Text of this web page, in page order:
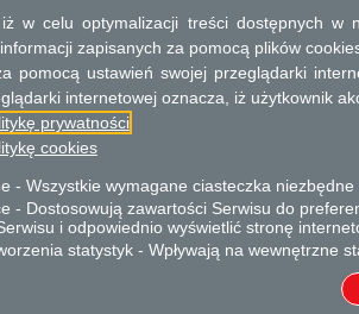
Sprawa załatwiana jest
się terminów przewidzianych w
okresów opóźnień
W przypadku spraw szczególnie
Opłata
Opłata skarbowa za
wykonywanie
wydanie zezwolenia -
Przedłużenie
iż w celu optymalizacji treści dostępnych w
zapisanych za pomocą plików
pomocą ustawień swojej przeglądarki
internetowej oznacza, iż użytkownik
prywatności
cookies
- Wszystkie wymagane ciasteczka
- Dostosowują zawartości Serwisu do
i odpowiednio wyświetlić stronę
statystyk - Wpływają na wewnętrzne